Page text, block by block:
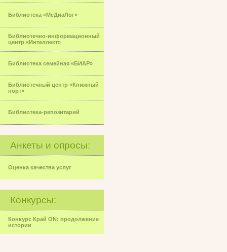
Библиотека «МеДиаЛог»
Библиотечно-информационный
центр «Интеллект»
Библиотека семейная «БИАР»
Библиотечный центр «Книжный
порт»
Библиотека-репозитарий
Анкеты и опросы:
Оценка качества услуг
Конкурсы:
Конкурс Край ON: продолжение
истории